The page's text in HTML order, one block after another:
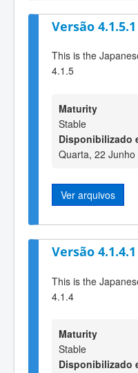
Versão 4.1.5.1
This is the
4.1.5
Maturity
Stable
Disponibilizado
Quarta, 22
Ver arquivos
Versão 4.1.4.1
This is the
4.1.4
Maturity
Stable
Disponibilizado